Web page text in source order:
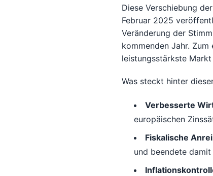
Diese Verschiebung
Februar 2025
Veränderung der
kommenden Jahr.
leistungsstärkste
Was steckt hinter
Verbesserte
europäischen
Fiskalische
und beendete